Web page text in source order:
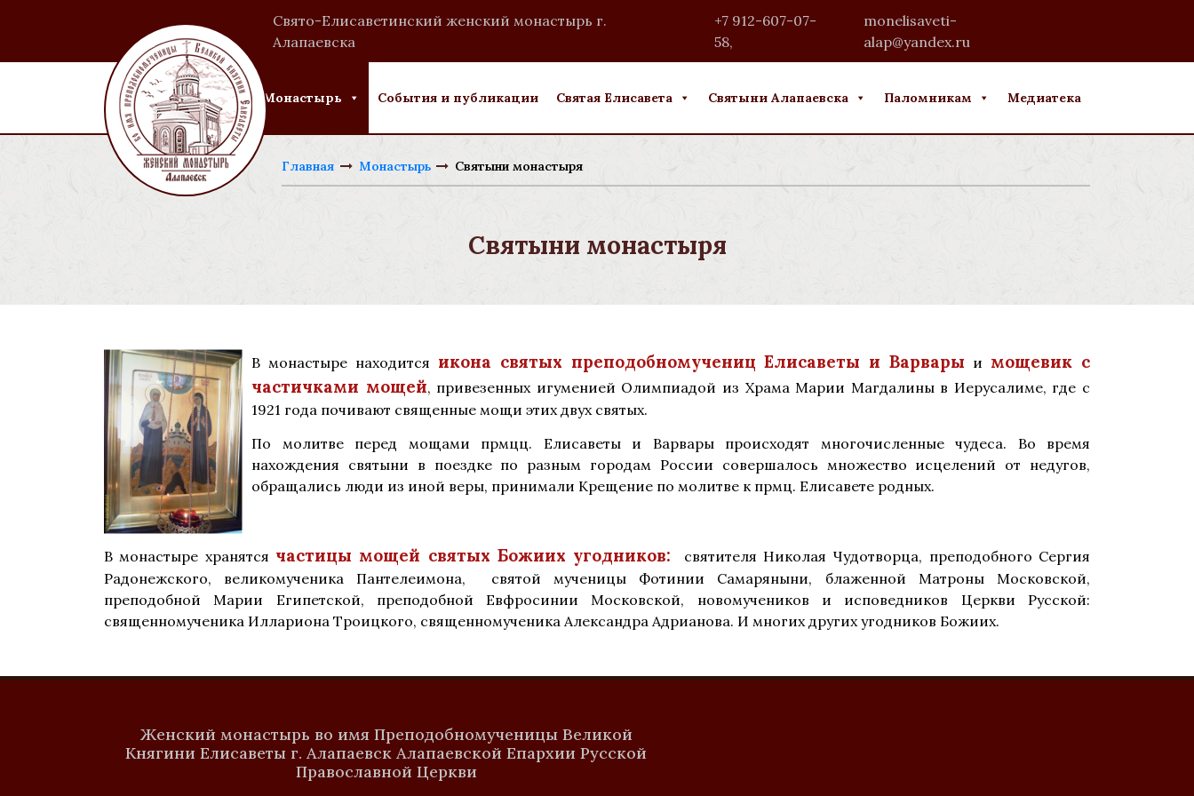
Свято-Елисаветинский женский монастырь г.
Алапаевска
+7 912-607-07-
58,
monelisaveti-
alap@yandex.ru
Монастырь События и публикации Святая Елисавета Святыни Алапаевска Паломникам Медиатека
Главная Монастырь Святыни монастыря
Святыни монастыря
В монастыре находится икона святых преподобномучениц Елисаветы и Варвары и мощевик с
частичками мощей, привезенных игуменией Олимпиадой из Храма Марии Магдалины в Иерусалиме, где с
1921 года почивают священные мощи этих двух святых.
По молитве перед мощами прмцц. Елисаветы и Варвары происходят многочисленные чудеса. Во время
нахождения святыни в поездке по разным городам России совершалось множество исцелений от недугов,
обращались люди из иной веры, принимали Крещение по молитве к прмц. Елисавете родных.
В монастыре хранятся частицы мощей святых Божиих угодников: святителя Николая Чудотворца, преподобного Сергия
Радонежского, великомученика Пантелеимона, святой мученицы Фотинии Самаряныни, блаженной Матроны Московской,
преподобной Марии Египетской, преподобной Евфросинии Московской, новомучеников и исповедников Церкви Русской:
священномученика Иллариона Троицкого, священномученика Александра Адрианова. И многих других угодников Божиих.
Женский монастырь во имя Преподобномученицы Великой
Княгини Елисаветы г. Алапаевск Алапаевской Епархии Русской
Православной Церкви